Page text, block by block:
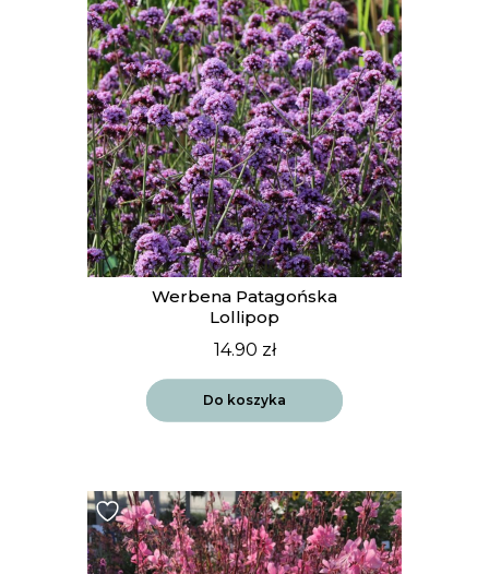
Werbena Patagońska
Lollipop
14.90 zł
Do koszyka